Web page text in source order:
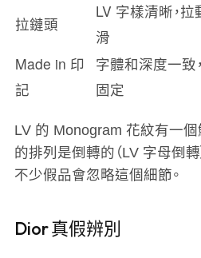
拉鏈頭
LV 字樣清晰，拉
滑
Made in 印
記
字體和深度一致
固定
LV 的 Monogram 花紋有一個
的排列是倒轉的（LV 字母倒轉
不少假品會忽略這個細節。
Dior 真假辨別